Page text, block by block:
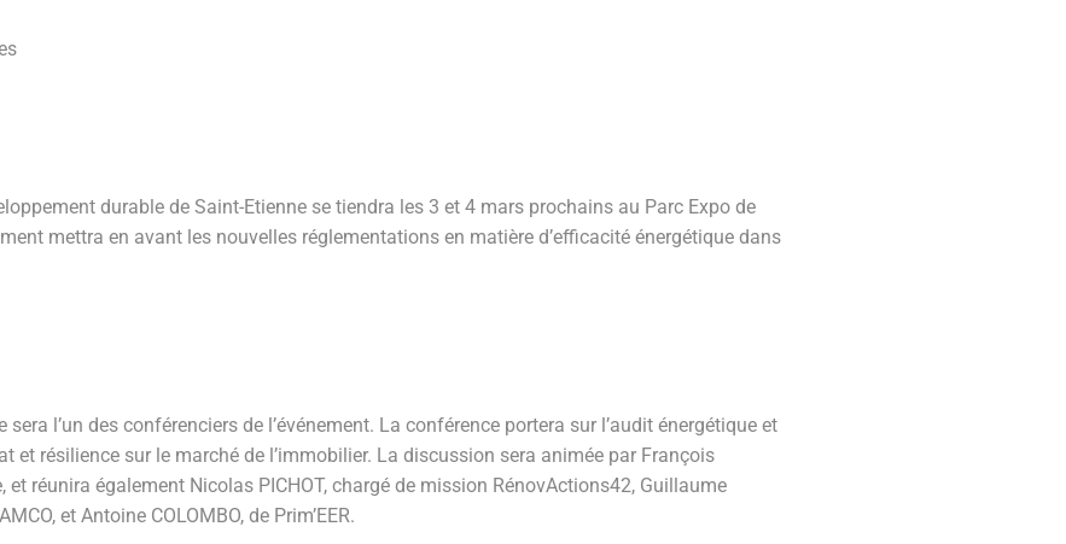
durable de Saint-Etienne se tiendra les 3 et 4 mars prochains au Parc Expo de
mettra en avant les nouvelles réglementations en matière d’efficacité énergétique dans
sera l’un des conférenciers de l’événement. La conférence portera sur l’audit énergétique et
et résilience sur le marché de l’immobilier. La discussion sera animée par François
et réunira également Nicolas PICHOT, chargé de mission RénovActions42, Guillaume
et Antoine COLOMBO, de Prim’EER.